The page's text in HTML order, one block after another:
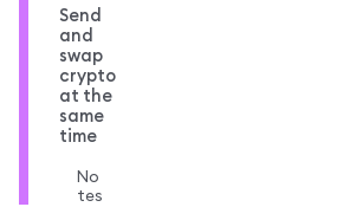
Send
and
swap
crypto
at the
same
time
No
tes